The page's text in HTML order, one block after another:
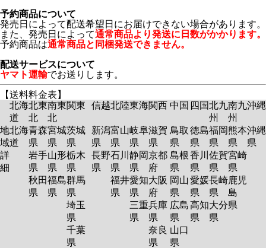
予約商品について
発売日によって配送希望日にお届けできない場合があります。
また、発売日によって通常商品より発送に日数がかかります。
予約商品は通常商品と同梱発送できません。
配送サービスについて
ヤマト運輸でお送りします。
【送料料金表】
北海
道
北東
北
南東
北
関東 信越北陸東海関西 中国 四国北九
州
南九
州
沖縄
地
域
詳
細
北海
道
青森
県
岩手
県
秋田
県
宮城
県
山形
県
福島
県
茨城
県
栃木
県
群馬
県
埼玉
県
千葉
県
新潟
県
長野
県
富山
県
石川
県
福井
県
岐阜
県
静岡
県
愛知
県
三重
県
滋賀
県
京都
府
大阪
府
兵庫
県
奈良
県
鳥取
県
島根
県
岡山
県
広島
県
山口
県
徳島
県
香川
県
愛媛
県
高知
県
福岡
県
佐賀
県
長崎
県
大分
県
熊本
県
宮崎
県
鹿児
島
県
沖縄
県